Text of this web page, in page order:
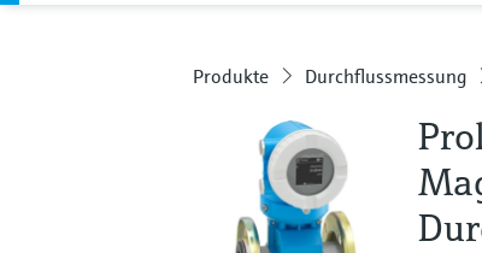
Produkte Durchflussmessung